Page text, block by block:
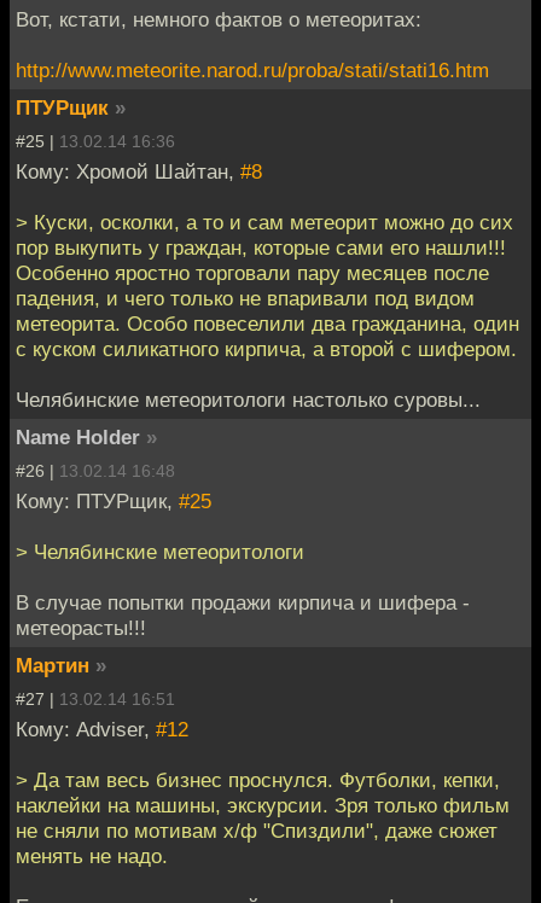
Вот, кстати, немного фактов о метеоритах:
http://www.meteorite.narod.ru/proba/stati/stati16.htm
ПТУРщик »
#25 | 13.02.14 16:36
Кому: Хромой Шайтан, #8
> Куски, осколки, а то и сам метеорит можно до сих
пор выкупить у граждан, которые сами его нашли!!!
Особенно яростно торговали пару месяцев после
падения, и чего только не впаривали под видом
метеорита. Особо повеселили два гражданина, один
с куском силикатного кирпича, а второй с шифером.
Челябинские метеоритологи настолько суровы...
Name Holder »
#26 | 13.02.14 16:48
Кому: ПТУРщик, #25
> Челябинские метеоритологи
В случае попытки продажи кирпича и шифера -
метеорасты!!!
Мартин »
#27 | 13.02.14 16:51
Кому: Adviser, #12
> Да там весь бизнес проснулся. Футболки, кепки,
наклейки на машины, экскурсии. Зря только фильм
не сняли по мотивам х/ф "Спиздили", даже сюжет
менять не надо.